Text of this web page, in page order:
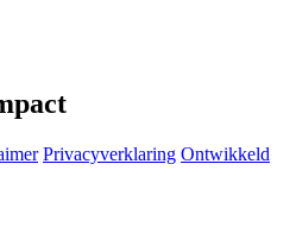
Privacyverklaring Ontwikkeld